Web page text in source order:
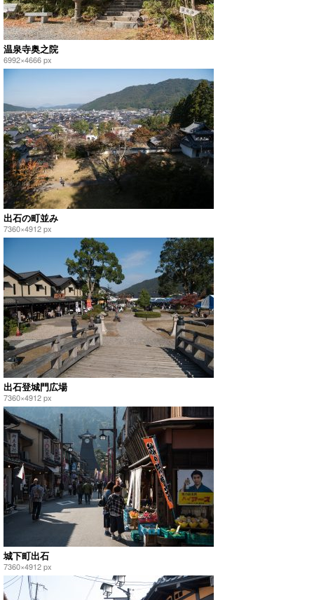
温泉寺奥之院
6992×4666 px
出石の町並み
7360×4912 px
出石登城門広場
7360×4912 px
城下町出石
7360×4912 px